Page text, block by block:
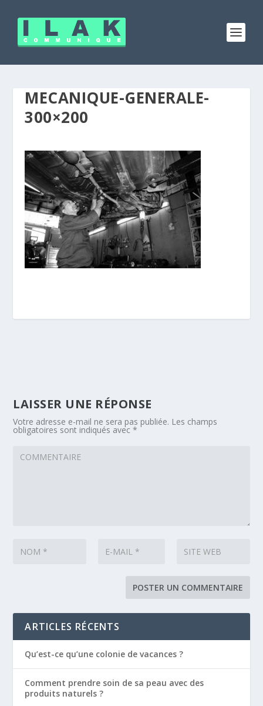
MECANIQUE-GENERALE-
300×200
LAISSER UNE RÉPONSE
Votre adresse e-mail ne sera pas publiée. Les champs
obligatoires sont indiqués avec*
ARTICLES RÉCENTS
Qu’est-ce qu’une colonie de vacances ?
Comment prendre soin de sa peau avec des
produits naturels ?